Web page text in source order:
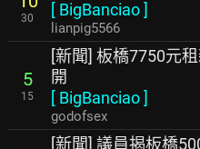
30
[ BigBanciao]
lianpig5566
5
15
[新聞] 板橋7750元
開
[ BigBanciao]
godofsex
[新聞] 議員揭板橋